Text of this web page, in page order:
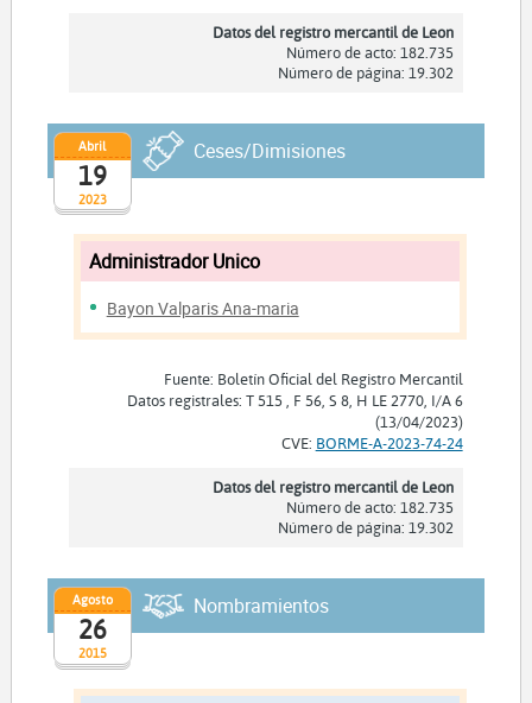
Datos del registro mercantil de Leon
Número de acto: 182.735
Número de página: 19.302
2023
Abril
19
Ceses/Dimisiones
Administrador Unico
Bayon Valparis Ana-maria
Fuente: Boletín Oficial del Registro Mercantil
Datos registrales: T 515 , F 56, S 8, H LE 2770, I/A 6
(13/04/2023)
CVE: BORME-A-2023-74-24
Datos del registro mercantil de Leon
Número de acto: 182.735
Número de página: 19.302
2015
Agosto
26
Nombramientos